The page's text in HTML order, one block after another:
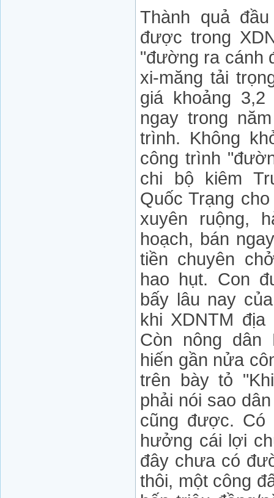
Thành quả
được trong
"đường ra cánh
xi-măng tải
giá khoảng
ngay trong
trình. Không
công trình
chi bộ kiêm
Quốc Trạng
xuyên ruộng,
hoạch, bán
tiền chuyên
hao hụt. Con
bấy lâu nay
khi XDNTM
Còn nông dân
hiến gần nửa
trên bày tỏ
phải nói sao
cũng được.
hưởng cái lợi
đây chưa có
thôi, một công